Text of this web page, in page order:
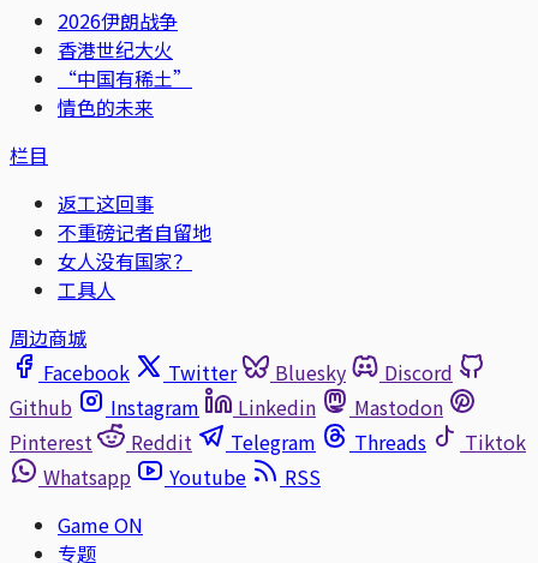
2026伊朗战争
香港世纪大火
“中国有稀土”
情色的未来
栏目
返工这回事
不重磅记者自留地
女人没有国家？
工具人
周边商城
Facebook
Twitter Bluesky
Discord
Github
Instagram Linkedin
Mastodon
Pinterest
Reddit Telegram Threads
Tiktok
Whatsapp
Youtube
RSS
Game ON
专题